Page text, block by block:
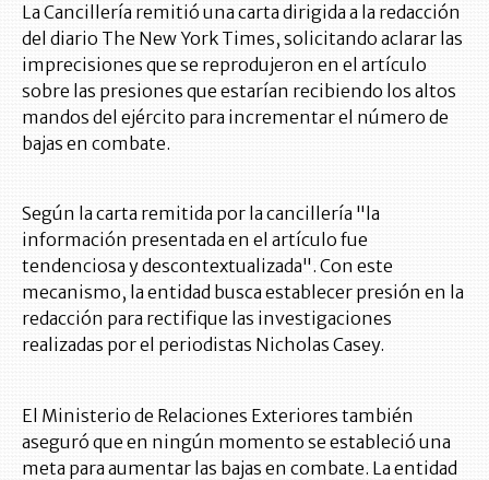
La Cancillería remitió una carta dirigida a la redacción
del diario The New York Times, solicitando aclarar las
imprecisiones que se reprodujeron en el artículo
sobre las presiones que estarían recibiendo los altos
mandos del ejército para incrementar el número de
bajas en combate.
Según la carta remitida por la cancillería "la
información presentada en el artículo fue
tendenciosa y descontextualizada". Con este
mecanismo, la entidad busca establecer presión en la
redacción para rectifique las investigaciones
realizadas por el periodistas Nicholas Casey.
El Ministerio de Relaciones Exteriores también
aseguró que en ningún momento se estableció una
meta para aumentar las bajas en combate. La entidad